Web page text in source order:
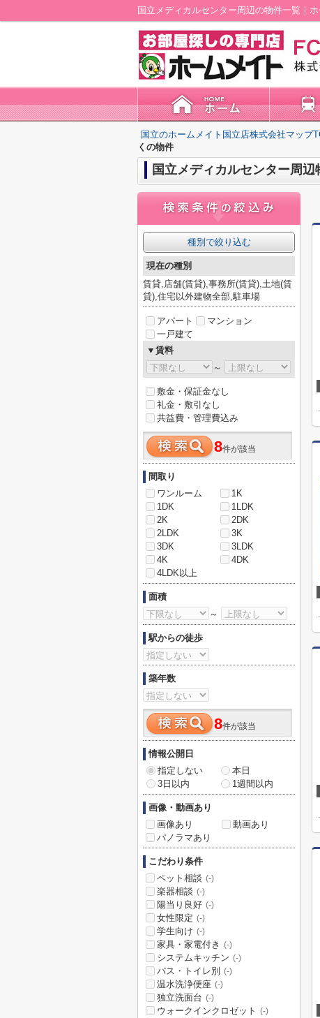
国立メディカルセンター周辺の物件一覧｜
国立のホームメイト国立店株式会社マップ
くの物件
国立メディカルセンター周辺
種別で絞り込む
現在の種別
賃貸,店舗(賃貸),事務所(賃貸),土地(賃
貸),住宅以外建物全部,駐車場
アパート
マンション
一戸建て
▼賃料
～
敷金・保証金なし
礼金・敷引なし
共益費・管理費込み
8件が該当
間取り
ワンルーム
1K
1DK
1LDK
2K
2DK
2LDK
3K
3DK
3LDK
4K
4DK
4LDK以上
面積
～
駅からの徒歩
築年数
8件が該当
情報公開日
指定しない
本日
3日以内
1週間以内
画像・動画あり
画像あり
動画あり
パノラマあり
こだわり条件
ペット相談 (-)
楽器相談 (-)
陽当り良好 (-)
女性限定 (-)
学生向け (-)
家具・家電付き (-)
システムキッチン (-)
バス・トイレ別 (-)
温水洗浄便座 (-)
独立洗面台 (-)
ウォークインクロゼット (-)